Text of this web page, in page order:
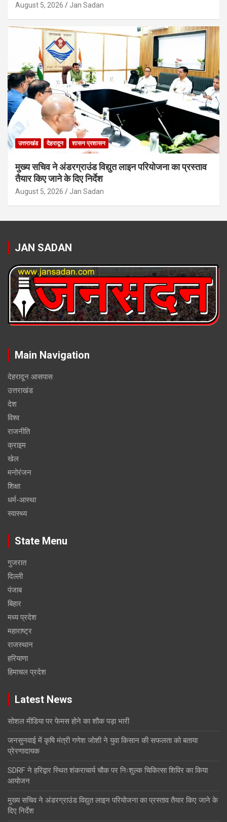
August 5, 2026 Jan Sadan
उत्तराखंड देहरादून शासन प्रशासन
मुख्य सचिव ने अंडरग्राउंड विद्युत लाइन परियोजना का प्रस्ताव
तैयार किए जाने के दिए निर्देश
August 5, 2026 Jan Sadan
JAN SADAN
Main Navigation
देहरादून आसपास
उत्तराखंड
देश
विश्व
राजनीति
क्राइम
खेल
मनोरंजन
शिक्षा
धर्म-आस्था
स्वास्थ्य
State Menu
गुजरात
दिल्ली
पंजाब
बिहार
मध्य प्रदेश
महाराष्ट्र
राजस्थान
हरियाणा
हिमाचल प्रदेश
Latest News
सोशल मीडिया पर फेमस होने का शौक पड़ा भारी
जनसुनवाई में कृषि मंत्री गणेश जोशी ने युवा किसान की सफलता को बताया
प्रेरणादायक
SDRF ने हरिद्वार स्थित शंकराचार्य चौक पर निःशुल्क चिकित्सा शिविर का किया
आयोजन
मुख्य सचिव ने अंडरग्राउंड विद्युत लाइन परियोजना का प्रस्ताव तैयार किए जाने के
दिए निर्देश